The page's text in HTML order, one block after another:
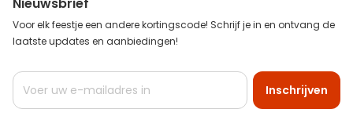
Voor elk feestje een andere kortingscode! Schrijf je in en ontvang de
laatste updates en aanbiedingen!
Abonneer
op
Inschrijven